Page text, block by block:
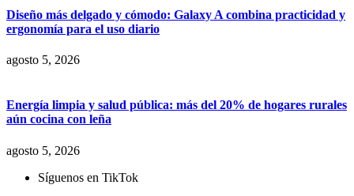
Diseño más delgado y cómodo: Galaxy A combina practicidad y
ergonomía para el uso diario
agosto 5, 2026
Energía limpia y salud pública: más del 20% de hogares rurales
aún cocina con leña
agosto 5, 2026
Síguenos en TikTok